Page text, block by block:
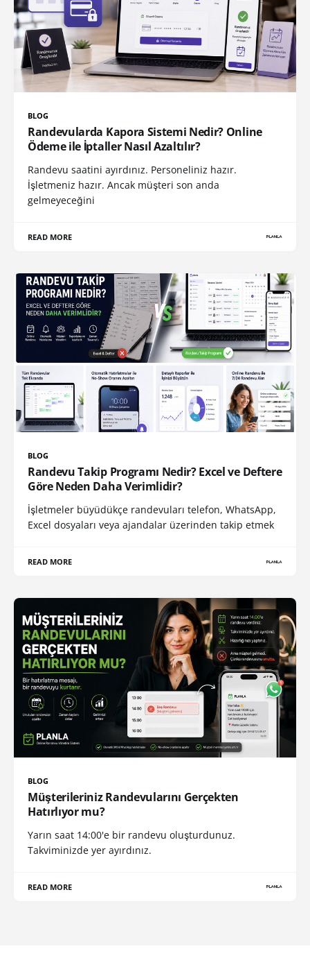
BLOG
Randevularda Kapora Sistemi Nedir? Online
Ödeme ile İptaller Nasıl Azaltılır?
Randevu saatini ayırdınız. Personeliniz hazır.
İşletmeniz hazır. Ancak müşteri son anda
gelmeyeceğini
READ MORE
BLOG
Randevu Takip Programı Nedir? Excel ve Deftere
Göre Neden Daha Verimlidir?
İşletmeler büyüdükçe randevuları telefon, WhatsApp,
Excel dosyaları veya ajandalar üzerinden takip etmek
READ MORE
BLOG
Müşterileriniz Randevularını Gerçekten
Hatırlıyor mu?
Yarın saat 14:00'e bir randevu oluşturdunuz.
Takviminizde yer ayırdınız.
READ MORE